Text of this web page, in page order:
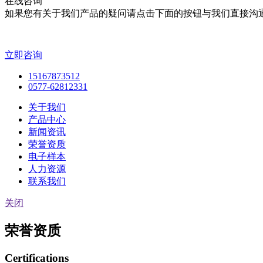
如果您有关于我们产品的疑问请点击下面的按钮与我们直接沟
立即咨询
15167873512
0577-62812331
关于我们
产品中心
新闻资讯
荣誉资质
电子样本
人力资源
联系我们
关闭
荣誉资质
Certifications